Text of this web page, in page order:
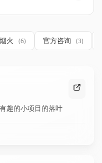
火 (6) 官方咨询 (3)
趣的小项目的落叶